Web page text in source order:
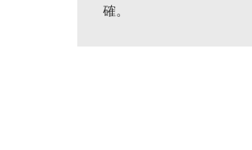
確。